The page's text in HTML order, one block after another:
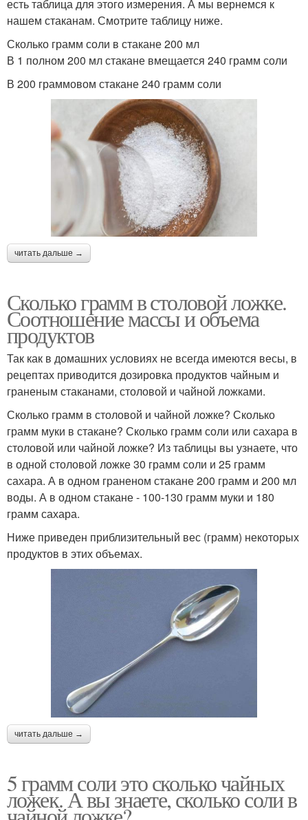
есть таблица для этого измерения. А мы вернемся к
нашем стаканам. Смотрите таблицу ниже.
Сколько грамм соли в стакане 200 мл
В 1 полном 200 мл стакане вмещается 240 грамм соли
В 200 граммовом стакане 240 грамм соли
читать дальше →
Сколько грамм в столовой ложке.
Соотношение массы и объема
продуктов
Так как в домашних условиях не всегда имеются весы, в
рецептах приводится дозировка продуктов чайным и
граненым стаканами, столовой и чайной ложками.
Сколько грамм в столовой и чайной ложке? Сколько
грамм муки в стакане? Сколько грамм соли или сахара в
столовой или чайной ложке? Из таблицы вы узнаете, что
в одной столовой ложке 30 грамм соли и 25 грамм
сахара. А в одном граненом стакане 200 грамм и 200 мл
воды. А в одном стакане - 100-130 грамм муки и 180
грамм сахара.
Ниже приведен приблизительный вес (грамм) некоторых
продуктов в этих объемах.
читать дальше →
5 грамм соли это сколько чайных
ложек. А вы знаете, сколько соли в